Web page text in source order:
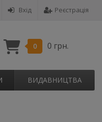
Вхід Реєстрація
0 0 грн.
ВИДАВНИЦТВА